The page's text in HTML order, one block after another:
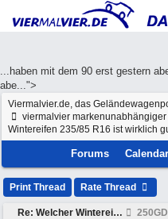
...haben mit dem 90 erst gestern
abe...">
Viermalvier.de, das
viermalvier markenunabhängiger
Wintereifen 235/85 R16 ist wirklich
Forums Calendar
Print Thread Rate Thread
Re: Welcher Wintereifen 235/85 R16 ist wirklich gut?